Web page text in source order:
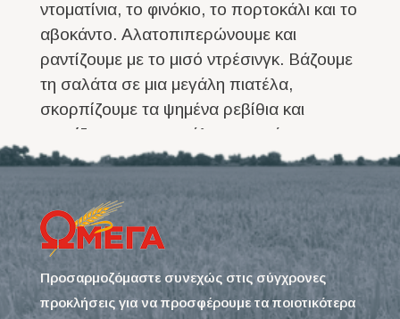
ντοματίνια, το φινόκιο, το πορτοκάλι και το
αβοκάντο. Αλατοπιπερώνουμε και
ραντίζουμε με το μισό ντρέσινγκ. Βάζουμε
τη σαλάτα σε μια μεγάλη πιατέλα,
σκορπίζουμε τα ψημένα ρεβίθια και
ραντίζουμε με το υπόλοιπο ντρέσινγκ.
Σερβίρουμε αμέσως.
Προσαρμοζόμαστε συνεχώς στις σύγχρονες
προκλήσεις για να προσφέρουμε τα ποιοτικότερα